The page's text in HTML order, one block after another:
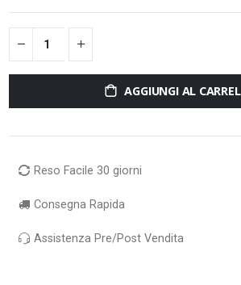
AGGIUNGI AL
Reso Facile 30 giorni
Consegna Rapida
Assistenza Pre/Post Vendita